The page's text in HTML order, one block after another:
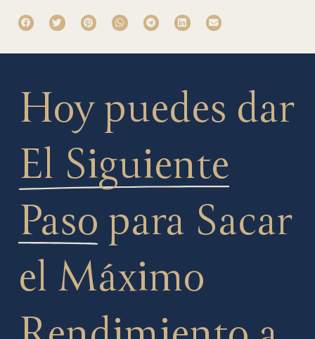
Hoy puedes dar
El Siguiente
Paso para Sacar
el Máximo